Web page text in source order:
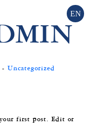
EN
-Uncategorized
first post. Edit or